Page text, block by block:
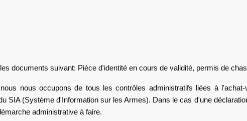
documents suivant: Pièce d'identité en cours de validité, permis de
nous occupons de tous les contrôles administratifs liées à
SIA (Système d'Information sur les Armes). Dans le cas d'une
administrative à faire.